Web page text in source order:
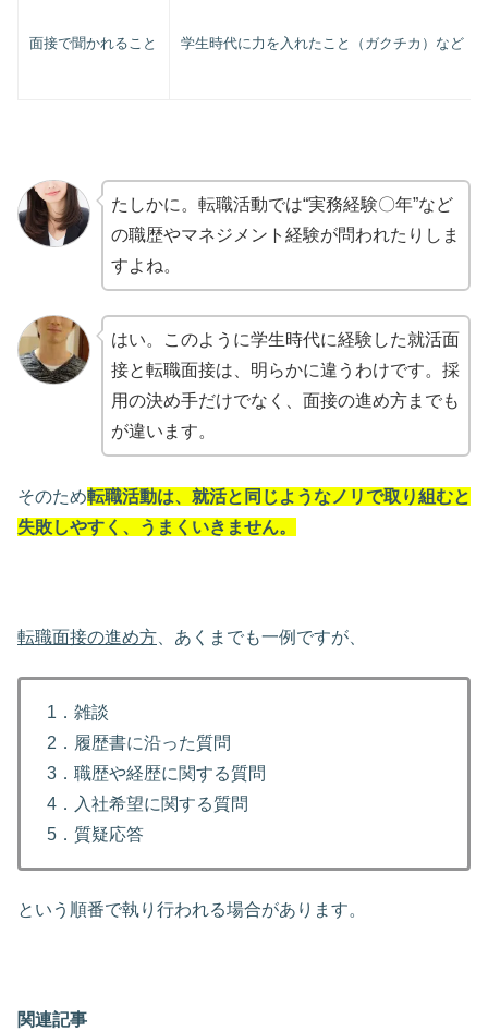
面接で聞かれること 学生時代に力を入れたこと（ガクチカ）など
たしかに。転職活動では“実務経験〇年”など
の職歴やマネジメント経験が問われたりしま
すよね。
はい。このように学生時代に経験した就活面
接と転職面接は、明らかに違うわけです。採
用の決め手だけでなく、面接の進め方までも
が違います。
そのため転職活動は、就活と同じようなノリで取り組むと
失敗しやすく、うまくいきません。
転職面接の進め方 、あくまでも一例ですが、
1．雑談
2．履歴書に沿った質問
3．職歴や経歴に関する質問
4．入社希望に関する質問
5．質疑応答
という順番で執り行われる場合があります。
関連記事